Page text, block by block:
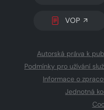
VOP
Autorská práva k
Podmínky pro užívání
Informace o
Jednotná